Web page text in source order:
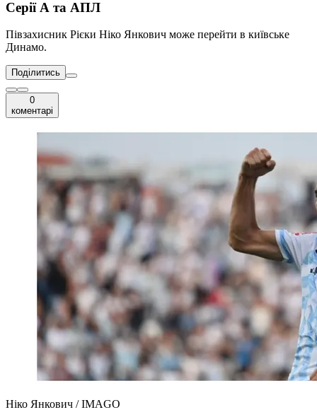
Серії А та АПЛ
Півзахисник Рієки Ніко Янкович може перейти в київське
Динамо.
Поділитись
0
коментарі
Ніко Янкович / IMAGO